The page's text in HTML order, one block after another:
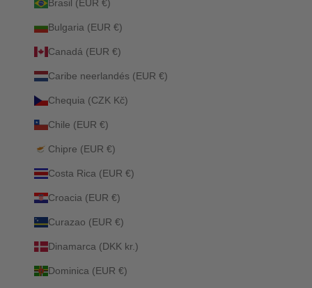
Brasil (EUR €)
Bulgaria (EUR €)
Canadá (EUR €)
Caribe neerlandés (EUR €)
Chequia (CZK Kč)
Chile (EUR €)
Chipre (EUR €)
Costa Rica (EUR €)
Croacia (EUR €)
Curazao (EUR €)
Dinamarca (DKK kr.)
Dominica (EUR €)